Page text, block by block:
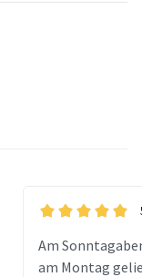
Am
am Montag